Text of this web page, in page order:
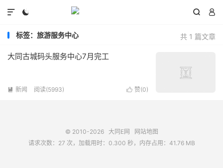
  

共 1 篇文章
标签：旅游服务中心
大同古城码头服务中心7月完工
 赞(0)
 新闻 阅读(5993)
© 2010-2026 大同E网
网站地图
请求次数：27 次，加载用时：0.300 秒，内存占用：41.76 MB